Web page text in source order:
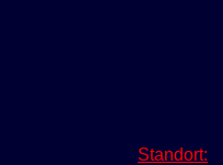
Standort: